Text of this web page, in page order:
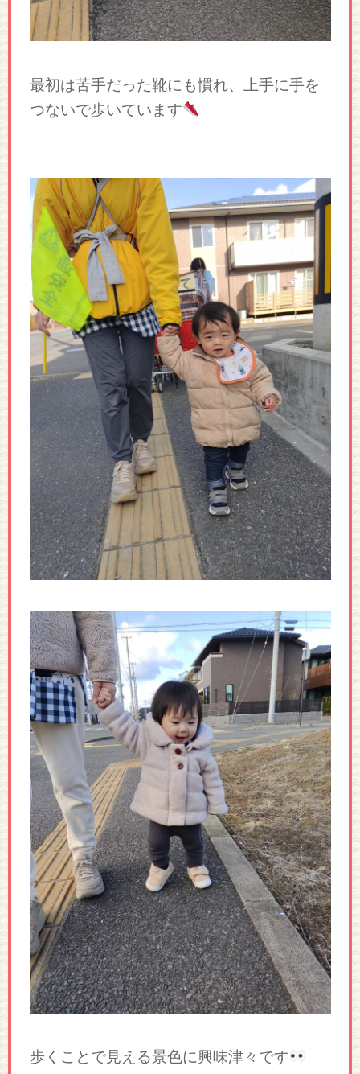
最初は苦手だった靴にも慣れ、上手に手を
つないで歩いています
歩くことで見える景色に興味津々です